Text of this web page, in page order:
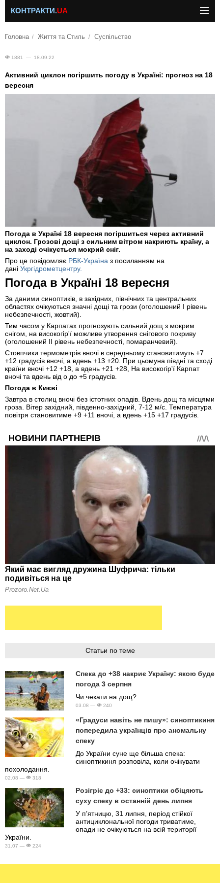
КОНТРАКТИ.UA
Головна Життя та Стиль Суспільство
1881 — 18.09.22
Активний циклон погіршить погоду в Україні: прогноз на 18
вересня
Погода в Україні 18 вересня погіршиться через активний
циклон. Грозові дощі з сильним вітром накриють країну, а
на заході очікується мокрий сніг.
Про це повідомляє РБК-Україна з посиланням на
дані Укргідрометцентру.
Погода в Україні 18 вересня
За даними синоптиків, в західних, північних та центральних
областях очікуються значні дощі та грози (оголошений І рівень
небезпечності, жовтий).
Тим часом у Карпатах прогнозують сильний дощ з мокрим
снігом, на високогір'ї можливе утворення снігового покриву
(оголошений ІІ рівень небезпечності, помаранчевий).
Стовпчики термометрів вночі в середньому становитимуть +7
+12 градусів вночі, а вдень +13 +20. При цьомуна півдні та сході
країни вночі +12 +18, а вдень +21 +28, На високогір'ї Карпат
вночі та вдень від о до +5 градусів.
Погода в Києві
Завтра в столиц вночі без істотних опадів. Вдень дощ та місцями
гроза. Вітер західний, південно-західний, 7-12 м/с. Температура
повітря становитиме +9 +11 вночі, а вдень +15 +17 градусів.
Статьи по теме
Спека до +38 накриє Україну: якою буде
погода 3 серпня
Чи чекати на дощ?
03.08 — 240
«Градуси навіть не пишу»: синоптикиня
попередила українців про аномальну
спеку
До України суне ще більша спека:
синоптикиня розповіла, коли очікувати
похолодання.
02.08 — 318
Розігріє до +33: синоптики обіцяють
суху спеку в останній день липня
У п’ятницю, 31 липня, період стійкої
антициклональної погоди триватиме,
опади не очікуються на всій території
України.
31.07 — 224